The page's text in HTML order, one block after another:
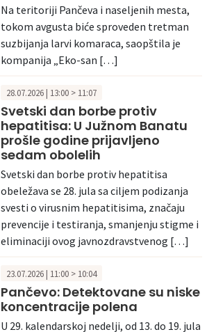
Na teritoriji Pančeva i naseljenih mesta,
tokom avgusta biće sproveden tretman
suzbijanja larvi komaraca, saopštila je
kompanija „Eko-san […]
28.07.2026 | 13:00 > 11:07
Svetski dan borbe protiv
hepatitisa: U Južnom Banatu
prošle godine prijavljeno
sedam obolelih
Svetski dan borbe protiv hepatitisa
obeležava se 28. jula sa ciljem podizanja
svesti o virusnim hepatitisima, značaju
prevencije i testiranja, smanjenju stigme i
eliminaciji ovog javnozdravstvenog […]
23.07.2026 | 11:00 > 10:04
Pančevo: Detektovane su niske
koncentracije polena
U 29. kalendarskoj nedelji, od 13. do 19. jula